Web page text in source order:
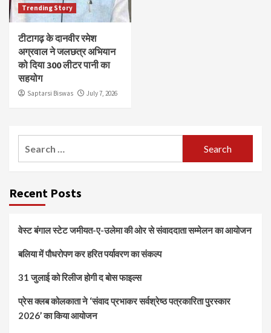
Trending Story
टीटागढ़ के दानवीर रमेश
अग्रवाल ने जलछत्र अभियान
को दिया 300 लीटर पानी का
सहयोग
Saptarsi Biswas July 7, 2026
Recent Posts
वेस्ट बंगाल स्टेट जमीयत-ए-उलेमा की ओर से संवाददाता सम्मेलन का आयोजन
बलिया में पौधरोपण कर हरित पर्यावरण का संकल्प
31 जुलाई को रिलीज होगी द बोस फाइल्स
प्रेस क्लब कोलकाता ने ‘संवाद प्रभाकर सर्वश्रेष्ठ पत्रकारिता पुरस्कार
2026’ का किया आयोजन